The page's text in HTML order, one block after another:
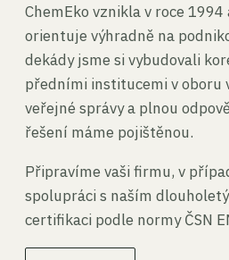
ChemEko vznikla v roce 1994
orientuje výhradně na
dekády jsme si vybudovali
předními institucemi v oboru
veřejné správy a plnou
řešení máme pojištěnou.
Připravíme vaši firmu, v
spolupráci s naším
certifikaci podle normy ČSN